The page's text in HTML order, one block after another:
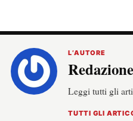
L’AUTORE
Redazione
Leggi tutti gli
TUTTI GLI